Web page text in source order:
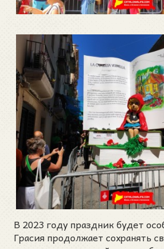
В 2023 году праздник будет
Грасия продолжает сохранять